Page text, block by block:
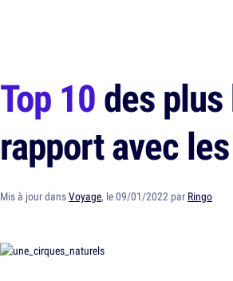
Top 10des
rapport avec
Mis à jour dansVoyage, le 09/01/2022 par Ringo